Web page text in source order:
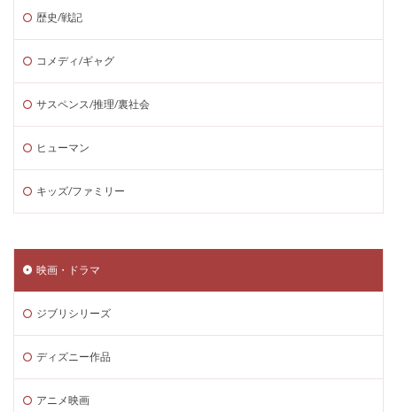
歴史/戦記
コメディ/ギャグ
サスペンス/推理/裏社会
ヒューマン
キッズ/ファミリー
映画・ドラマ
ジブリシリーズ
ディズニー作品
アニメ映画